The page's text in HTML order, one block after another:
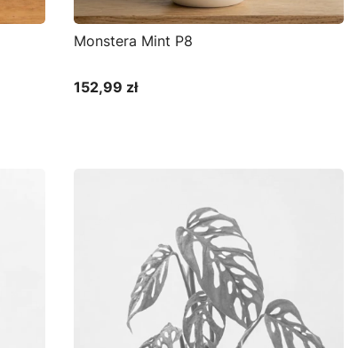
Monstera Mint P8
Cena
152,99 zł